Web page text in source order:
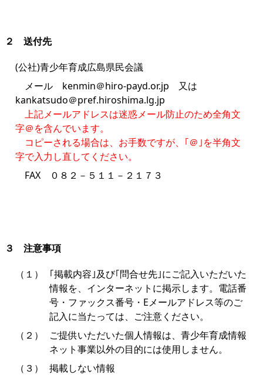
２ 送付先
(公社)青少年育成広島県民会議
メール kenmin＠hiro-payd.or.jp 又は
kankatsudo＠pref.hiroshima.lg.jp
上記メールアドレスは迷惑メール防止のため全角文
字＠を含んでいます。
コピーされる場合は、お手数ですが、｢＠｣を半角文
字で入力し直してください。
FAX ０８２－５１１－２１７３
３ 注意事項
（１）
｢掲載内容｣及び｢問合せ先｣にご記入いただいた
情報を、インターネットに掲示します。電話番
号・ファックス番号・Eメールアドレス等のご
記入に当たっては、ご注意ください。
（２）
ご提供いただいた個人情報は、青少年育成情報
ネット事業以外の目的には使用しません。
（３）
掲載しない情報